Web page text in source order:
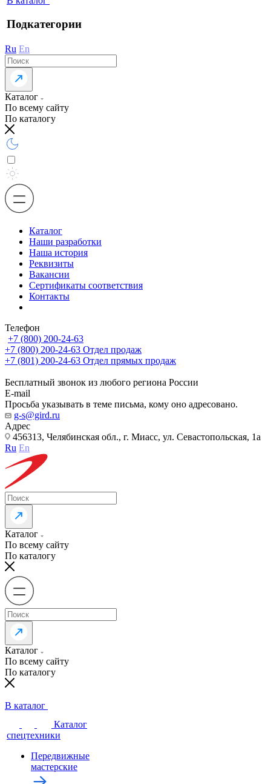
Подкатегории
Ru En
Каталог
По всему сайту
По каталогу
Каталог
Наши разработки
Наша история
Реквизиты
Вакансии
Сертификаты соответствия
Контакты
Телефон
+7 (800) 200-24-63
+7 (800) 200-24-63 Отдел продаж
+7 (801) 200-24-63 Отдел прямых продаж
Бесплатный звонок из любого региона России
E-mail
Просьба указывать в теме письма, кому оно адресовано.
g-s@gird.ru
Адрес
456313, Челябинская обл., г. Миасс, ул. Севастопольская, 1а
Ru En
Каталог
По всему сайту
По каталогу
Каталог
По всему сайту
По каталогу
В каталог
Каталог
спецтехники
Передвижные
мастерские